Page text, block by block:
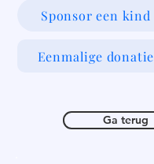
Sponsor een kind
Eenmalige donatie
Ga terug